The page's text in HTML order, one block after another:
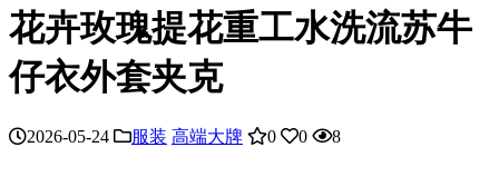
花卉玫瑰提花重工水洗流苏牛
仔衣外套夹克
2026-05-24 服装 高端大牌 0 0 8